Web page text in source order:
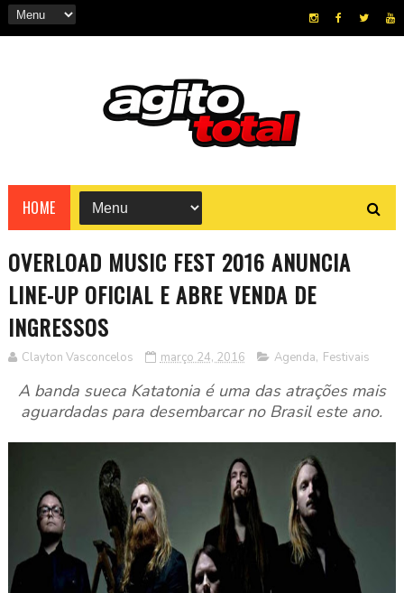
HOME
OVERLOAD MUSIC FEST 2016 ANUNCIA
LINE-UP OFICIAL E ABRE VENDA DE
INGRESSOS
Clayton Vasconcelos março 24, 2016 Agenda, Festivais
A banda sueca Katatonia é uma das atrações mais
aguardadas para desembarcar no Brasil este ano.